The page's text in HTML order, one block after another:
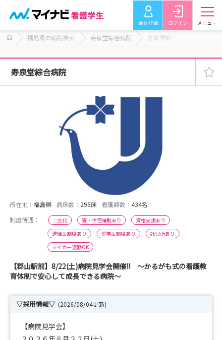
会員登録 ログイン メニュー
福島県の病院検索 寿泉堂綜合病院 先輩詳細
寿泉堂綜合病院
所在地： 福島県 病床数： 295床 看護師数： 434名
制度待遇：
二交代 寮・住宅補助あり
資格支援あり
退職金制度あり
奨学金制度あり
託児所あり
マイカー通勤OK
【郡山駅前】8/22(土)病院見学会開催!! ～かるがも式の看護教
育体制で安心して成長できる病院～
▽採用情報▽ (2026/08/04更新)
【病院見学会】